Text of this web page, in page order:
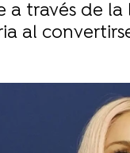
través de
al